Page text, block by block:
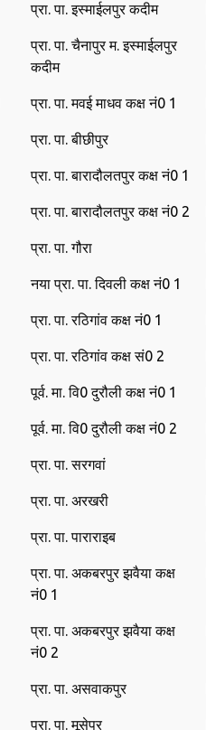
प्रा. पा. इस्‍माईलपुर कदीम
प्रा. पा. चैनापुर म. इस्‍माईलपुर
कदीम
प्रा. पा. मवई माधव कक्ष नं0 1
प्रा. पा. बीछीपुर
प्रा. पा. बारादौलतपुर कक्ष नं0 1
प्रा. पा. बारादौलतपुर कक्ष नं0 2
प्रा. पा. गौरा
नया प्रा. पा. दिवली कक्ष नं0 1
प्रा. पा. रठिगांव कक्ष नं0 1
प्रा. पा. रठिगांव कक्ष सं0 2
पूर्व. मा. वि0 दुरौली कक्ष नं0 1
पूर्व. मा. वि0 दुरौली कक्ष नं0 2
प्रा. पा. सरगवां
प्रा. पा. अरखरी
प्रा. पा. पाराराइब
प्रा. पा. अकबरपुर झवैया कक्ष
नं0 1
प्रा. पा. अकबरपुर झवैया कक्ष
नं0 2
प्रा. पा. असवाकपुर
प्रा. पा. मूसेपुर